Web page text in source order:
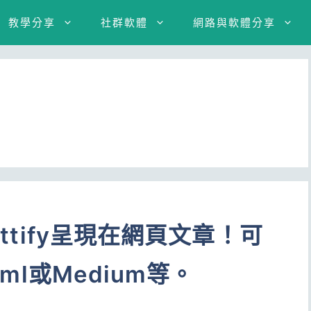
教學分享 社群軟體 網路與軟體分享
呈現在網頁文章！可
或Medium等。